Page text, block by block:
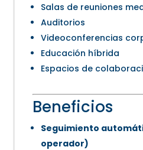
Salas de reuniones
Auditorios
Videoconferencias
Educación híbrida
Espacios de
Beneficios
Seguimiento
operador)